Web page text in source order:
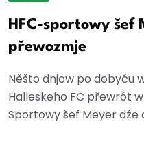
HFC-sportowy šef
přewozmje
Něšto dnjow po dobyću
Halleskeho FC přewrót
Sportowy šef Meyer dźe